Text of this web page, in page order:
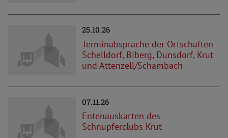
25.10.26
Terminabsprache der Ortschaften
Schelldorf, Biberg, Dunsdorf, Krut
und Attenzell/Schambach
07.11.26
Entenauskarten des
Schnupferclubs Krut